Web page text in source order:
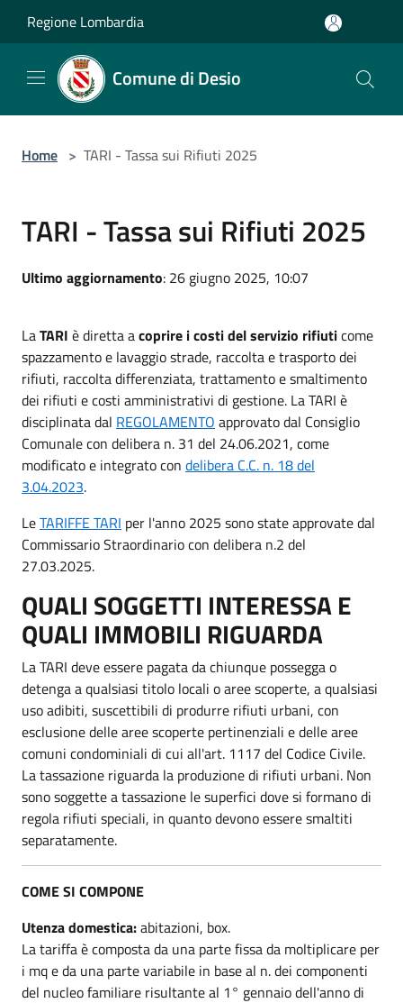
Regione Lombardia
Comune di Desio
Home > TARI - Tassa sui Rifiuti 2025
TARI - Tassa sui Rifiuti 2025
Ultimo aggiornamento: 26 giugno 2025, 10:07
LaTARI è diretta acoprire i costi del servizio rifiuticome
spazzamento e lavaggio strade, raccolta e trasporto dei
rifiuti, raccolta differenziata, trattamento e smaltimento
dei rifiuti e costi amministrativi di gestione. La TARI è
disciplinata dal REGOLAMENTO approvato dal Consiglio
Comunale con delibera n. 31 del 24.06.2021, come
modificato e integrato con delibera C.C. n. 18 del
3.04.2023.
LeTARIFFE TARI per l'anno 2025 sono state approvate dal
Commissario Straordinario con delibera n.2 del
27.03.2025.
QUALI SOGGETTI INTERESSA E
QUALI IMMOBILI RIGUARDA
La TARI deve essere pagata da chiunque possegga o
detenga a qualsiasi titolo locali o aree scoperte, a qualsiasi
uso adibiti, suscettibili di produrre rifiuti urbani, con
esclusione delle aree scoperte pertinenziali e delle aree
comuni condominiali di cui all'art. 1117 del Codice Civile.
La tassazione riguarda la produzione di rifiuti urbani. Non
sono soggette a tassazione le superfici dove si formano di
regola rifiuti speciali, in quanto devono essere smaltiti
separatamente.
COME SI COMPONE
Utenza domestica:abitazioni, box.
La tariffa è composta da una parte fissa da moltiplicare per
i mq e da una parte variabile in base al n. dei componenti
del nucleo familiare risultante al 1° gennaio dell'anno di